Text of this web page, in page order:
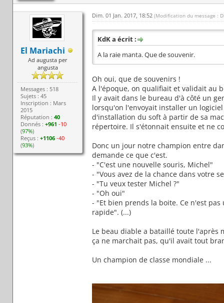
El Mariachi
Ad augusta per
angusta
Messages : 518
Sujets : 45
Inscription : Mars
2015
Réputation :40
Donnés :+961 -10
(97%)
Reçus :+1106 -40
(93%)
Dim. 01 Jan. 2017, 18:52 (Modification du message :
KdK a écrit :
A la raie manta. Que de souvenir.
Oh oui, que de souvenirs !
A l'époque, on qualifiait et validait au
Il y avait dans le bureau d'à côté un
lorsqu'on l'envoyait installer un
d'installation du soft à partir de sa
répertoire. Il s'étonnait ensuite et ne
Donc un jour notre champion entre
demande ce que c'est.
- "C'est une nouvelle souris, Michel"
- "Vous avez de la chance dans votre
- "Tu veux tester Michel ?"
- "Oh oui"
- "Et bien prends la boite. Ce n'est
rapide". (...)
Le beau diable a bataillé toute l'après
ça ne marchait pas, qu'il avait tout
Un champion de classe mondiale ...